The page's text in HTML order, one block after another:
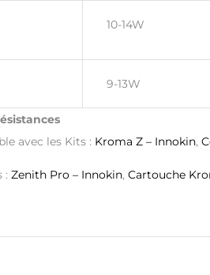
10-14W
9-13W
avec les Kits : Kroma Z – Innokin,
: Zenith Pro – Innokin, Cartouche